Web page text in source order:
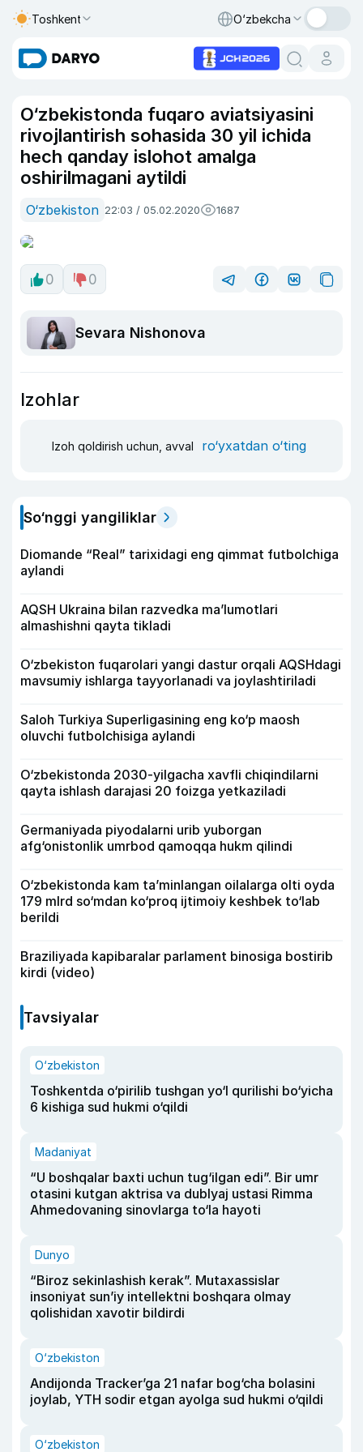
Toshkent O‘zbekcha
O‘zbekistonda fuqaro aviatsiyasini
rivojlantirish sohasida 30 yil ichida
hech qanday islohot amalga
oshirilmagani aytildi
O‘zbekiston 22:03 / 05.02.2020 1687
0 0
Sevara Nishonova
Izohlar
Izoh qoldirish uchun, avval ro‘yxatdan o‘ting
So‘nggi yangiliklar
Diomande “Real” tarixidagi eng qimmat futbolchiga
aylandi
AQSH Ukraina bilan razvedka ma’lumotlari
almashishni qayta tikladi
O‘zbekiston fuqarolari yangi dastur orqali AQSHdagi
mavsumiy ishlarga tayyorlanadi va joylashtiriladi
Saloh Turkiya Superligasining eng ko‘p maosh
oluvchi futbolchisiga aylandi
O‘zbekistonda 2030-yilgacha xavfli chiqindilarni
qayta ishlash darajasi 20 foizga yetkaziladi
Germaniyada piyodalarni urib yuborgan
afg‘onistonlik umrbod qamoqqa hukm qilindi
O‘zbekistonda kam ta’minlangan oilalarga olti oyda
179 mlrd so‘mdan ko‘proq ijtimoiy keshbek to‘lab
berildi
Braziliyada kapibaralar parlament binosiga bostirib
kirdi (video)
Tavsiyalar
O‘zbekiston
Toshkentda o‘pirilib tushgan yo‘l qurilishi bo‘yicha
6 kishiga sud hukmi o‘qildi
Madaniyat
“U boshqalar baxti uchun tug‘ilgan edi”. Bir umr
otasini kutgan aktrisa va dublyaj ustasi Rimma
Ahmedovaning sinovlarga to‘la hayoti
Dunyo
“Biroz sekinlashish kerak”. Mutaxassislar
insoniyat sun’iy intellektni boshqara olmay
qolishidan xavotir bildirdi
O‘zbekiston
Andijonda Tracker’ga 21 nafar bog‘cha bolasini
joylab, YTH sodir etgan ayolga sud hukmi o‘qildi
O‘zbekiston